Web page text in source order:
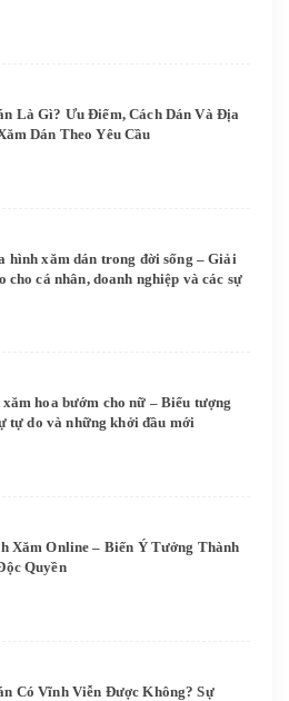
Là Gì? Ưu Điểm, Cách Dán Và Địa
Dán Theo Yêu Cầu
hình xăm dán trong đời sống – Giải
cho cá nhân, doanh nghiệp và các sự
hoa bướm cho nữ – Biểu tượng
tự do và những khởi đầu mới
Xăm Online – Biến Ý Tưởng Thành
Quyền
Có Vĩnh Viễn Được Không? Sự